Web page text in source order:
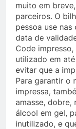
muito em
parceiros. O
pessoa use
data de
Code
utilizado em
evitar que a
Para garantir o
impressa,
amasse, dobre,
álcool em gel,
inutilizado, e